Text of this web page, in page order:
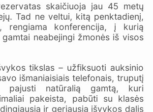
skaičiuoja jau 45 metų
Tad ne veltui, kitą penktadienį,
rengiama konferencija, į kurią
neabejingi žmonės iš visos
tikslas – užfiksuoti auksinio
išmaniaisiais telefonais, truputį
pajusti natūralią gamtą, kuri
pakeista, pabūti su klasės
ir geriausia išvykos dalis